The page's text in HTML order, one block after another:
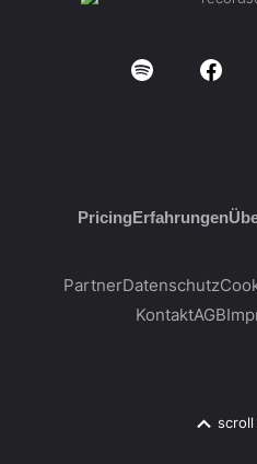
PricingErfahrungen
PartnerDatenschutz
KontaktAGB